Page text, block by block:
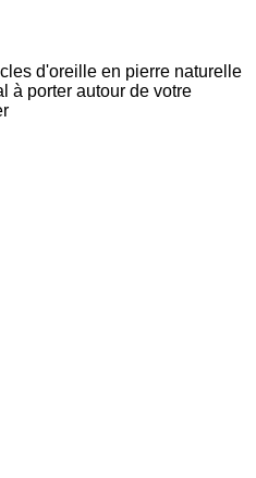
d'oreille en pierre naturelle
à porter autour de votre